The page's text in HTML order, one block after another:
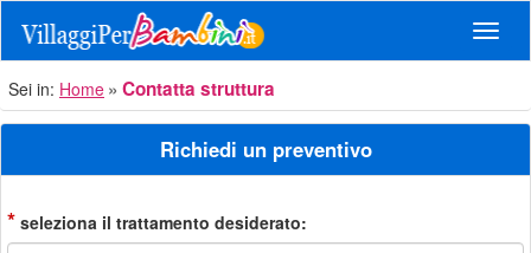
Sei in: Home Contatta struttura
Richiedi un preventivo
* seleziona il trattamento desiderato: